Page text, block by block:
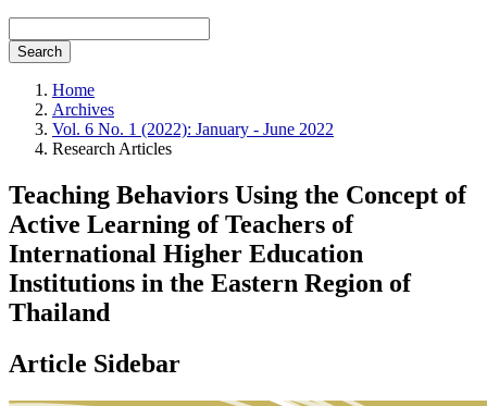
Search
Home
Archives
Vol. 6 No. 1 (2022): January - June 2022
Research Articles
Teaching Behaviors Using the Concept of
Active Learning of Teachers of
International Higher Education
Institutions in the Eastern Region of
Thailand
Article Sidebar